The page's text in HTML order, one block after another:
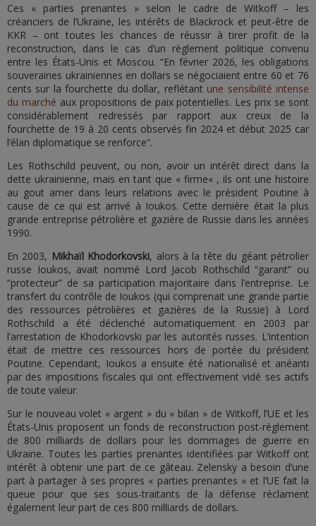
Ces « parties prenantes » selon le cadre de Witkoff – les
créanciers de l’Ukraine, les intérêts de Blackrock et peut-être de
KKR – ont toutes les chances de réussir à tirer profit de la
reconstruction, dans le cas d’un règlement politique convenu
entre les États-Unis et Moscou. “En février 2026, les obligations
souveraines ukrainiennes en dollars se négociaient entre 60 et 76
cents sur la fourchette du dollar, reflétant une sensibilité intense
du marché aux propositions de paix potentielles. Les prix se sont
considérablement redressés par rapport aux creux de la
fourchette de 19 à 20 cents observés fin 2024 et début 2025 car
l’élan diplomatique se renforce”.
Les Rothschild peuvent, ou non, avoir un intérêt direct dans la
dette ukrainienne, mais en tant que « firme« , ils ont une histoire
au gout amer dans leurs relations avec le président Poutine à
cause de ce qui est arrivé à Ioukos. Cette dernière était la plus
grande entreprise pétrolière et gazière de Russie dans les années
1990.
En 2003, Mikhaïl Khodorkovski, alors à la tête du géant pétrolier
russe Ioukos, avait nommé Lord Jacob Rothschild “garant” ou
“protecteur” de sa participation majoritaire dans l’entreprise. Le
transfert du contrôle de Ioukos (qui comprenait une grande partie
des ressources pétrolières et gazières de la Russie) à Lord
Rothschild a été déclenché automatiquement en 2003 par
l’arrestation de Khodorkovski par les autorités russes. L’intention
était de mettre ces ressources hors de portée du président
Poutine. Cependant, Ioukos a ensuite été nationalisé et anéanti
par des impositions fiscales qui ont effectivement vidé ses actifs
de toute valeur.
Sur le nouveau volet « argent » du « bilan » de Witkoff, l’UE et les
États-Unis proposent un fonds de reconstruction post-règlement
de 800 milliards de dollars pour les dommages de guerre en
Ukraine. Toutes les parties prenantes identifiées par Witkoff ont
intérêt à obtenir une part de ce gâteau. Zelensky a besoin d’une
part à partager à ses propres « parties prenantes » et l’UE fait la
queue pour que ses sous-traitants de la défense réclament
également leur part de ces 800 milliards de dollars.